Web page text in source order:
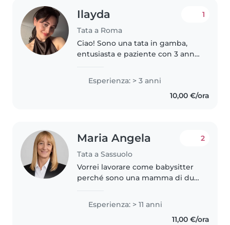
Ilayda
Tata a Roma
1
Ciao! Sono una tata in gamba,
entusiasta e paziente con 3 anni
bambini dai 2 ai 15 anni. Parlo
italiano, francese, inglese e turco.
Esperienza: > 3 anni
10,00 €/ora
Maria Angela
Tata a Sassuolo
2
Vorrei lavorare come babysitter
perché sono una mamma di due
cresciuto personalmente con
cura e responsabilità fino a
Esperienza: > 11 anni
11,00 €/ora